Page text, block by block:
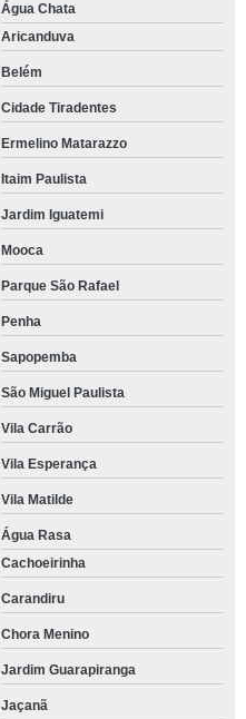
Água Chata
Aricanduva
Belém
Cidade Tiradentes
Ermelino Matarazzo
Itaim Paulista
Jardim Iguatemi
Mooca
Parque São Rafael
Penha
Sapopemba
São Miguel Paulista
Vila Carrão
Vila Esperança
Vila Matilde
Água Rasa
Cachoeirinha
Carandiru
Chora Menino
Jardim Guarapiranga
Jaçanã